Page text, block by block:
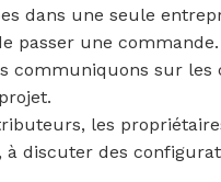
dans une seule
passer une
communiquons sur les
les
discuter des